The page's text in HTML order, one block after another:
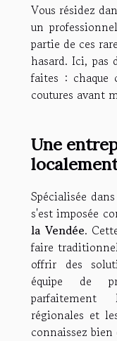
Vous résidez
un
partie de ces
hasard. Ici, pas
faites : chaque
coutures avant
Une
Spécialisée
s'est imposée
la Vendée.
faire
offrir des
équipe de
parfaitement
régionales et
connaissez